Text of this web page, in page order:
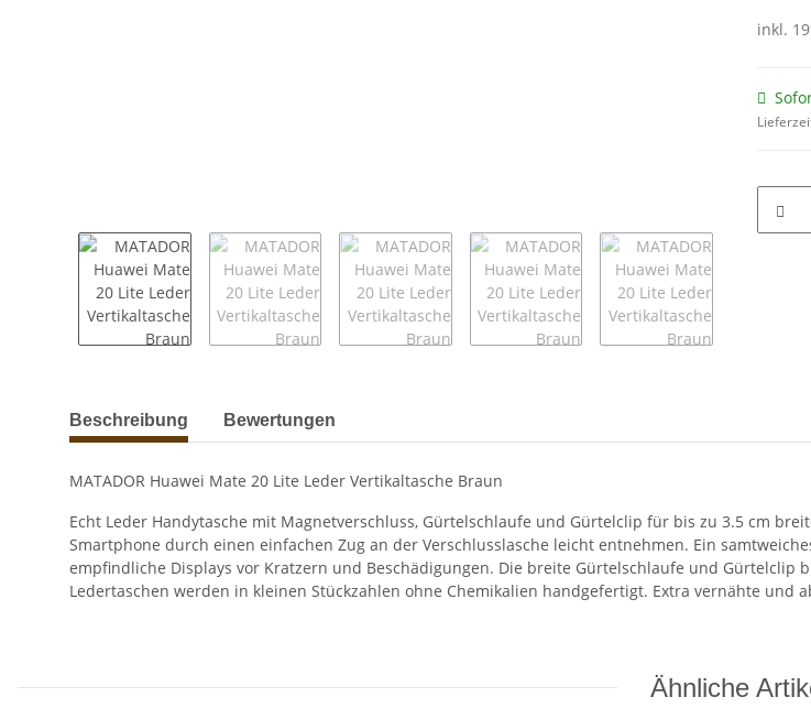
inkl.
weitere Registerkarten anzeigen
Beschreibung Bewertungen
MATADOR Huawei Mate 20 Lite Leder Vertikaltasche Braun
Echt Leder Handytasche mit Magnetverschluss, Gürtelschlaufe und Gürtelclip für bis zu 3.5 cm
Smartphone durch einen einfachen Zug an der Verschlusslasche leicht entnehmen. Ein
empfindliche Displays vor Kratzern und Beschädigungen. Die breite Gürtelschlaufe und Gürtelclip
Ledertaschen werden in kleinen Stückzahlen ohne Chemikalien handgefertigt. Extra vernähte
Ähnliche